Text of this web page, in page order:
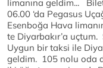
limanına geldim...
06.00 ‘da Pegasus
Esenboğa Hava
te Diyarbakır’a uçtum.
Uygun bir taksi ile
geldim. 105 nolu oda